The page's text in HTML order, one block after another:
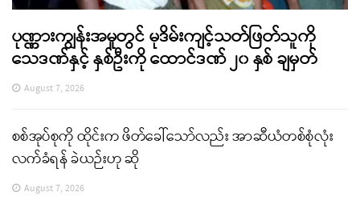
ပုဏ္ဏားကျွန်းအမှုတွင် မုဒိမ်းကျင့်သတ်ဖြတ်သူကို
သေဒဏ်နှင့် နှစ်ဦးကို ထောင်ဒဏ် ၂၀ နှစ် ချမှတ်
August 7, 2026
စစ်အုပ်စုကို ထိုင်းက ဖိတ်ခေါ်သော်လည်း အာဆီယံတစ်စုံလုံး
လက်ခံရန် ခဲယဉ်းဟု ဆို
August 7, 2026